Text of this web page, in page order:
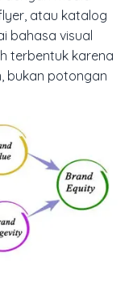
atau katalog
bahasa visual
terbentuk karena
bukan potongan